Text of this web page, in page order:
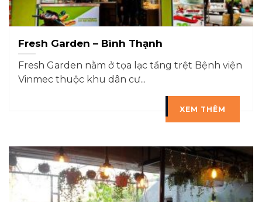
Fresh Garden – Bình Thạnh
Fresh Garden nằm ở tọa lạc tầng trệt Bệnh viện
Vinmec thuộc khu dân cư...
XEM THÊM